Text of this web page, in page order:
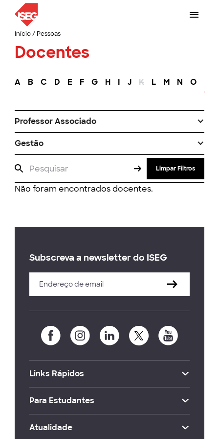
Início/ Pessoas
Docentes
A B C D E F G H I J K L M N O
Professor Associado
Gestão
Limpar Filtros
Não foram encontrados docentes.
Subscreva a newsletter do ISEG
Links Rápidos
Para Estudantes
Atualidade